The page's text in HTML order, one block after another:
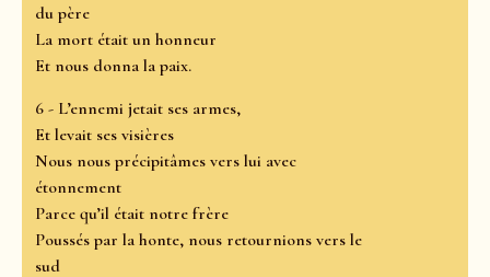
du père
La mort était un honneur
Et nous donna la paix.
6 - L’ennemi jetait ses armes,
Et levait ses visières
Nous nous précipitâmes vers lui avec
étonnement
Parce qu’il était notre frère
Poussés par la honte, nous retournions vers le
sud